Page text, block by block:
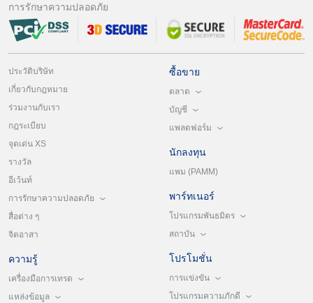
การรักษาความปลอดภัย
ประวัติบริษัท
เกี่ยวกับกฎหมาย
ร่วมงานกับเรา
กฎระเบียบ
จุดเด่น XS
รางวัล
อีเว้นท์
การรักษาความปลอดภัย
สื่อต่าง ๆ
จิตอาสา
ความรู้
เครื่องมือการเทรด
แหล่งข้อมูล
ซื้อขาย
ตลาด
บัญชี
แพลตฟอร์ม
นักลงทุน
แพม (PAMM)
พาร์ทเนอร์
โปรแกรมพันธมิตร
สถาบัน
โปรโมชั่น
การแข่งขัน
โปรแกรมความภักดี